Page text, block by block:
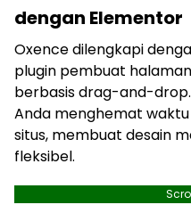
dengan Elementor
Oxence dilengkapi
plugin pembuat
berbasis drag-and-
Anda menghemat
situs, membuat desain
fleksibel.